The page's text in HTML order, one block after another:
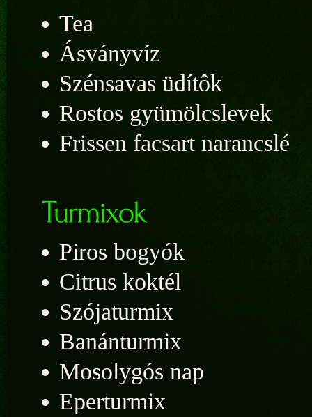
Tea
Ásványvíz
Szénsavas üdítôk
Rostos gyümölcslevek
Frissen facsart narancslé
Piros bogyók
Citrus koktél
Szójaturmix
Banánturmix
Mosolygós nap
Eperturmix